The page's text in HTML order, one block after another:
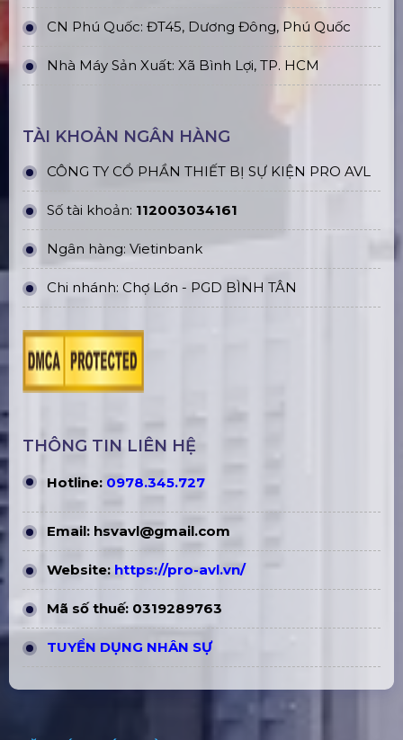
CN Phú Quốc: ĐT45, Dương Đông, Phú Quốc
Nhà Máy Sản Xuất: Xã Bình Lợi, TP. HCM
TÀI KHOẢN NGÂN HÀNG
CÔNG TY CỔ PHẦN THIẾT BỊ SỰ KIỆN PRO AVL
Số tài khoản: 112003034161
Ngân hàng: Vietinbank
Chi nhánh: Chợ Lớn - PGD BÌNH TÂN
THÔNG TIN LIÊN HỆ
Hotline: 0978.345.727
Email: hsvavl@gmail.com
Website: https://pro-avl.vn/
Mã số thuế: 0319289763
TUYỂN DỤNG NHÂN SỰ